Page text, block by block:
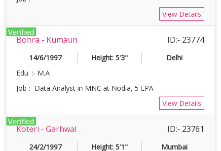
View Details
Bohra - Kumaun ID:- 23774
14/6/1997 Height: 5'3"
Delhi
Edu. :- M.A
Job :- Data Analyst in MNC at Nodia, 5 LPA
View Details
Koteri - Garhwal ID:- 23761
24/2/1997 Height: 5'1"
Mumbai